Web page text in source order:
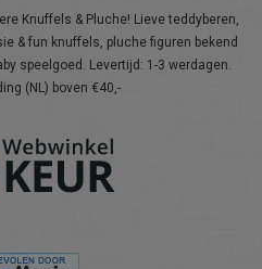
Knuffels & Pluche! Lieve teddyberen,
& fun knuffels, pluche figuren bekend
speelgoed. Levertijd: 1-3 werdagen.
(NL) boven €40,-